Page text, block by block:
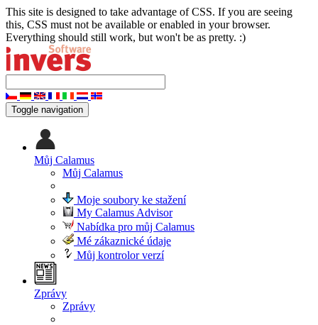
This site is designed to take advantage of CSS. If you are seeing
this, CSS must not be available or enabled in your browser.
Everything should still work, but won't be as pretty. :)
Toggle navigation
Můj Calamus
Můj Calamus
Moje soubory ke stažení
My Calamus Advisor
Nabídka pro můj Calamus
Mé zákaznické údaje
Můj kontrolor verzí
Zprávy
Zprávy